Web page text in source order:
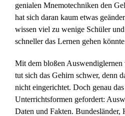
genialen Mnemotechniken den
hat sich daran kaum etwas
wissen viel zu wenige Schüler
schneller das Lernen gehen
Mit dem bloßen Auswendiglernen
tut sich das Gehirn schwer, denn
nicht eingerichtet. Doch genau
Unterrichtsformen gefordert:
Daten und Fakten. Bundesländer,